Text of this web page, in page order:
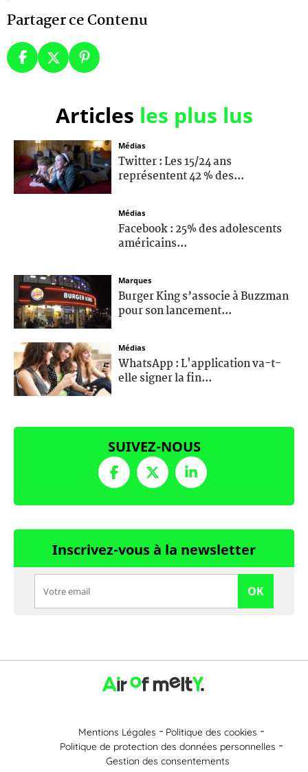
Partager ce Contenu
Articles les plus lus
Médias
Twitter : Les 15/24 ans
représentent 42 % des...
Médias
Facebook : 25% des adolescents
américains...
Marques
Burger King s’associe à Buzzman
pour son lancement...
Médias
WhatsApp : L'application va-t-
elle signer la fin...
SUIVEZ-NOUS
Inscrivez-vous à la newsletter
OK
Mentions Légales
Politique des cookies
Politique de protection des données personnelles
Gestion des consentements